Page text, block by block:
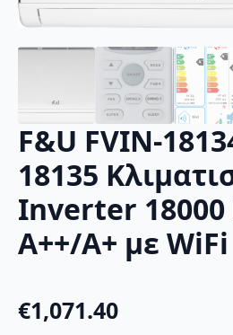
F&U FVIN-
18135
Inverter 18000
A++/A+ με WiFi
€1,071.40